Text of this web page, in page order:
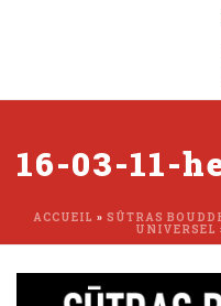
16-03-11-
ACCUEIL » SÛTRAS
UNIVERSEL